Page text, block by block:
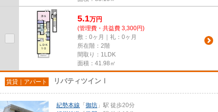
5.1万円
(管理費・共益費 3,300円)
敷：0ヶ月｜礼：0ヶ月
所在階：2階
間取り：1LDK
面積：41.98㎡
賃貸｜アパート リバティツインⅠ
紀勢本線 「 御坊 」駅 徒歩20分